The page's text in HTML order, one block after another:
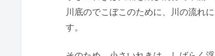
川底のでこぼこのために、川の流れ
す。